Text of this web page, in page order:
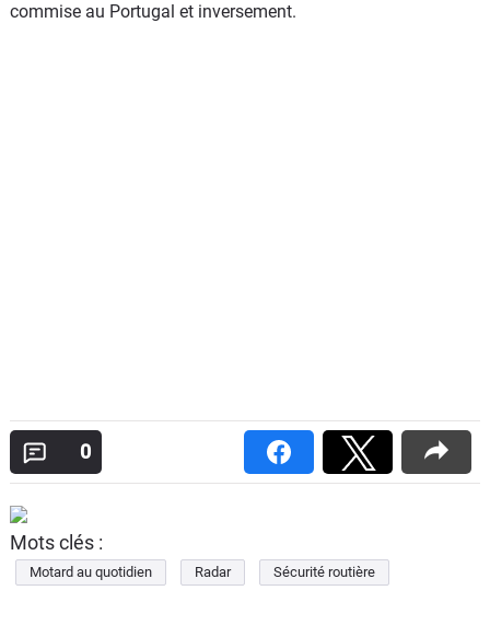
commise au Portugal et inversement.
0
Mots clés :
Motard au quotidien Radar Sécurité routière